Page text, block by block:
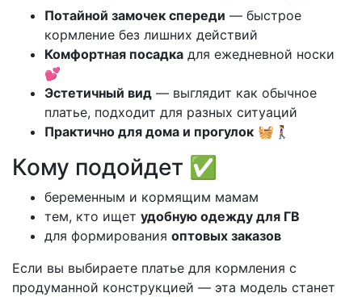
Потайной замочек спереди — быстрое
кормление без лишних действий
Комфортная посадка для ежедневной носки
💕
Эстетичный вид — выглядит как обычное
платье, подходит для разных ситуаций
Практично для дома и прогулок 🧺🚶‍♀️
Кому подойдет ✅
беременным и кормящим мамам
тем, кто ищет удобную одежду для ГВ
для формирования оптовых заказов
Если вы выбираете платье для кормления с
продуманной конструкцией — эта модель станет